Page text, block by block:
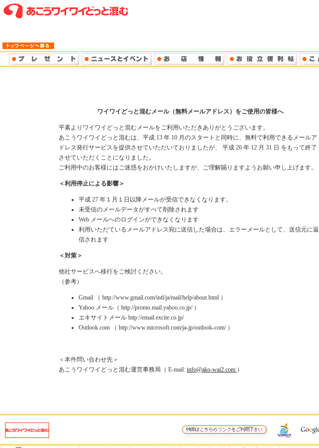
ワイワイどっと混むメール（無料メールアドレス）をご使用の皆様へ
平素よりワイワイどっと混むメールをご利用いただきありがとうございます。
あこうワイワイどっと混むは、平成 13 年 10 月のスタートと同時に、無料で利用できるメールア
ドレス発行サービスを提供させていただいておりましたが、 平成 26 年 12 月 31 日 をもって終了
させていただくことになりました。
ご利用中のお客様にはご迷惑をおかけいたしますが、ご理解賜りますようお願い申し上げます。
＜利用停止による影響＞
平成 27 年１月１日以降メールが受信できなくなります。
未受信のメールデータがすべて削除されます
Web メールへのログインができなくなります
利用いただているメールアドレス宛に送信した場合は、エラーメールとして、送信元に返
信されます
＜対策＞
他社サービスへ移行をご検討ください。
（参考）
Gmail （ http://www.gmail.com/intl/ja/mail/help/about.html ）
Yahoo メール（ http://promo.mail.yahoo.co.jp/ ）
エキサイトメール http://email.excite.co.jp/
Outlook.com （ http://www.microsoft.com/ja-jp/outlook-com/ ）
＜本件問い合わせ先＞
あこうワイワイどっと混む運営事務局（ E-mail: info@ako-wai2.com ）